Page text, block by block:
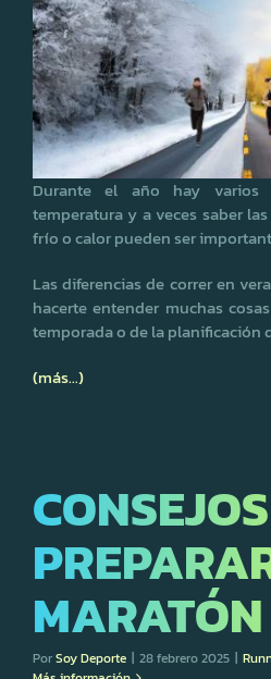
Durante el año hay
temperatura y a veces saber
frío o calor pueden ser
Las diferencias de correr en
hacerte entender muchas
temporada o de la planificación
(más…)
MARATÓN
PorSoy Deporte | 28 febrero 2025 |